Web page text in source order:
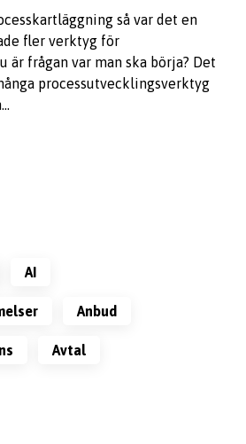
så var det en
fler verktyg för
är frågan var man ska börja? Det
processutvecklingsverktyg
AI
anbud
avtal